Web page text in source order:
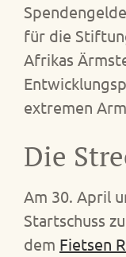
für die
Afrikas
extremen
Die
Am 30. April
Startschuss
dem Fietsen